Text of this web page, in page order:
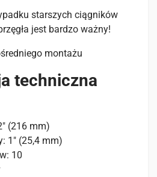
starszych ciągników
jest bardzo ważny!
montażu
techniczna
(216 mm)
1″ (25,4 mm)
10